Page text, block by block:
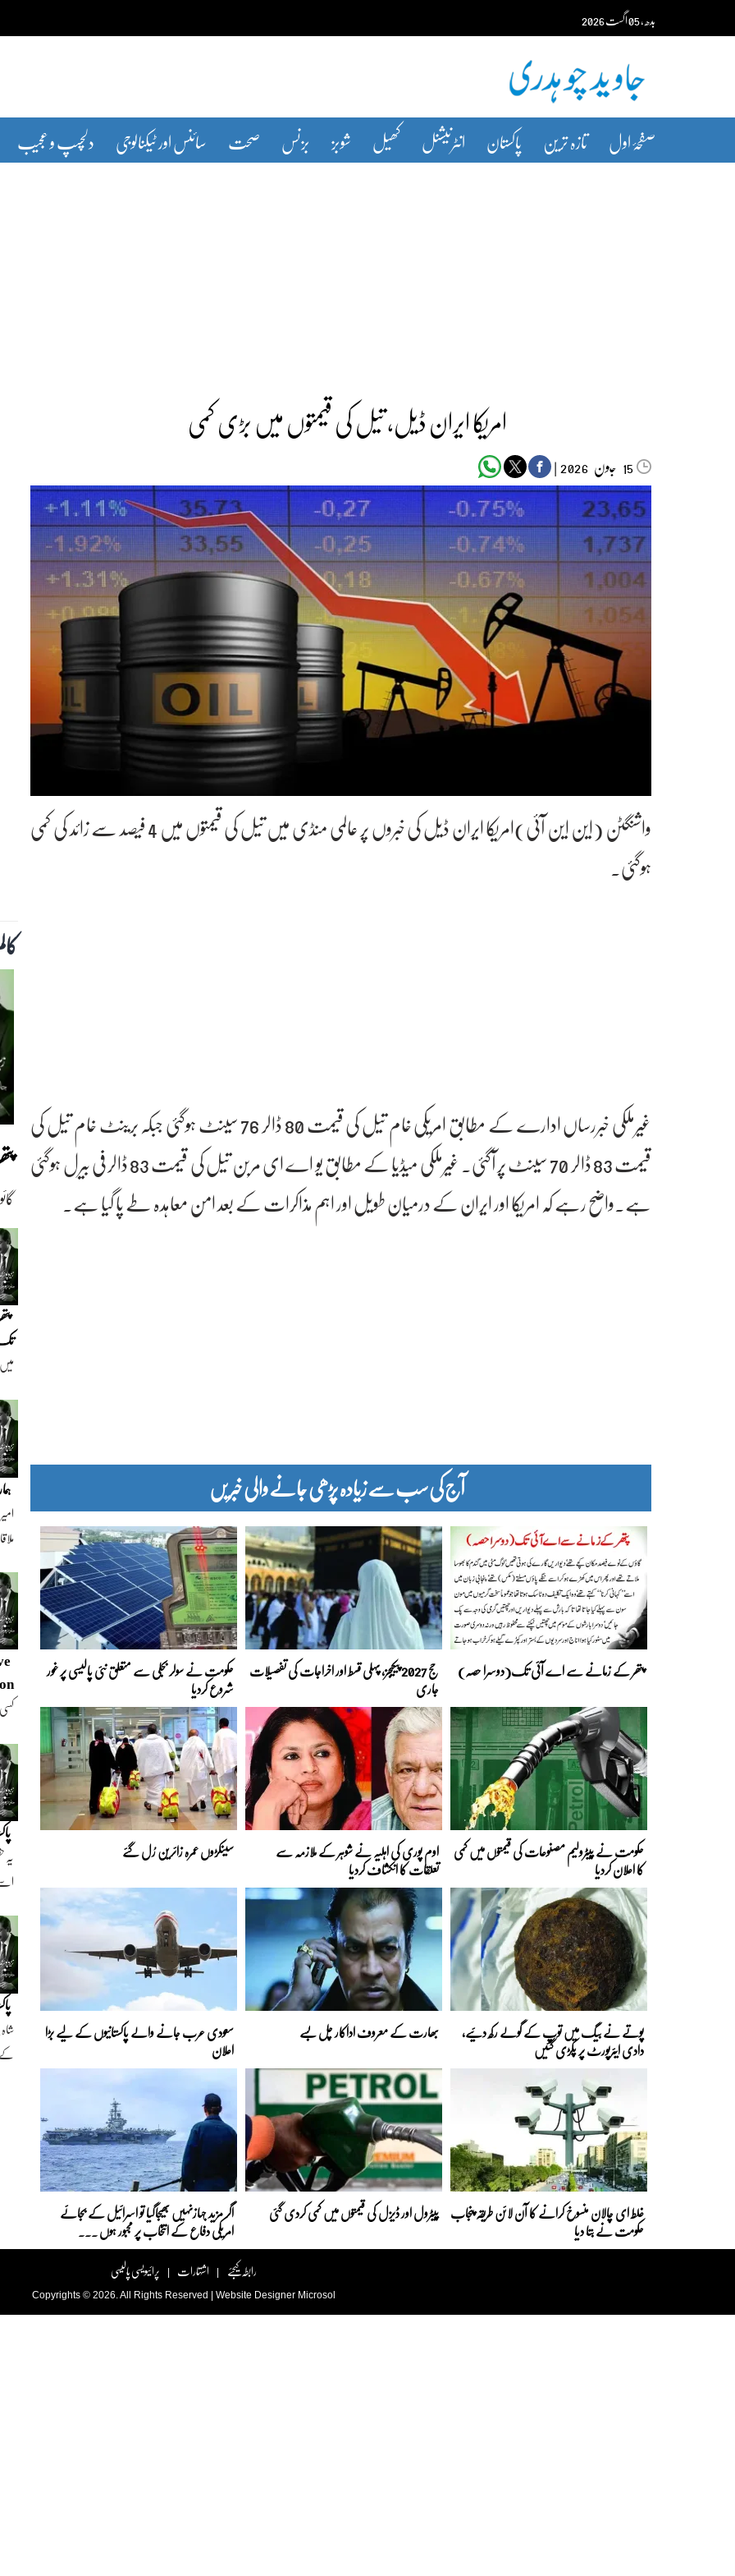
content بدھ‬‮،05اگست‬‮2026
صفحۂ اول تازہ ترین پاکستان انٹرنیشنل کھیل شوبز بزنس صحت سائنس اور ٹیکنالوجی دلچسپ و عجیب
امریکا ایران ڈیل، تیل کی قیمتوں میں بڑی کمی
15 جون‬‮ |
واشنگٹن (این این آئی)امریکا ایران ڈیل کی خبروں پر عالمی منڈی میں تیل کی قیمتوں میں 4 فیصد سے زائد کی کمی
ہوگئی۔
غیرملکی خبررساں ادارے کے مطابق امریکی خام تیل کی قیمت 80 ڈالر 76 سینٹ ہوگئی جبکہ برینٹ خام تیل کی
قیمت 83 ڈالر 70 سینٹ پر آگئی۔ غیرملکی میڈیا کے مطابق یو اے ای مربن تیل کی قیمت 83 ڈالر فی بیرل ہوگئی
ہے۔واضح رہے کہ امریکا اور ایران کے درمیان طویل اور اہم مذاکرات کے بعد امن معاہدہ طے پا گیا ہے۔
آج کی سب سے زیادہ پڑھی جانے والی خبریں
پتھر کے زمانے سے اے آئی تک(دوسرا حصہ) حج 2027 پیکیجز، پہلی قسط اور اخراجات کی تفصیلات
جاری
حکومت نے سولر بجلی سے متعلق نئی پالیسی پر غور
شروع کردیا
حکومت نے پیٹرولیم مصنوعات کی قیمتوں میں کمی
کا اعلان کردیا
اوم پوری کی اہلیہ نے شوہر کے ملازمہ سے
تعلقات کا انکشاف کردیا
سینکڑوں عمرہ زائرین رُل گئے
پوتے نے بیگ میں توپ کے گولے رکھ دئیے،
دادی ایئرپورٹ پر پکڑی گئیں
بھارت کے معروف اداکار چل بسے سعودی عرب جانے والے پاکستانیوں کے لیے بڑا
اعلان
غلط ای چالان منسوخ کرانے کا آن لائن طریقہ پنجاب
حکومت نے بتا دیا
پیٹرول اور ڈیزل کی قیمتوں میں کمی کردی گئی اگر مزید جہازنہیں بھیجاگیا تو اسرائیل کے بجائے
امریکی دفاع کے انتخاب پر مجبور ہوں ...
ملاقات
رابطہ کیجئے | اشتہارات | پرائیویسی پالیسی
Copyrights © 2026. All Rights Reserved | Website Designer Microsol